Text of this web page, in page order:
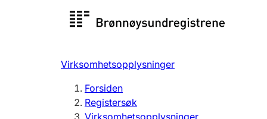
Registersøk
Registrere, endre, slette
Virksomhetsopplysninger
Forsiden
Registersøk
Virksomhetsopplysninger